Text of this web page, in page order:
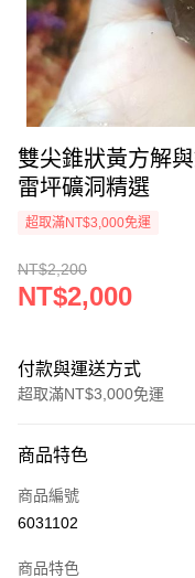
雙尖錐狀黃方解
雷坪礦洞精選
超取滿NT$3,000免運
NT$2,200
NT$2,000
付款與運送方式
超取滿NT$3,000免運
信用卡一次付款
超商取貨付款
商品特色
商品編號
6031102
商品特色